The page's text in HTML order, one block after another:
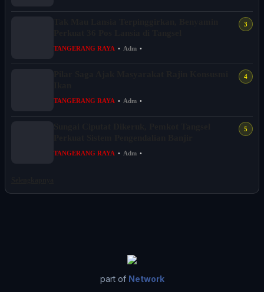
TANGERANG RAYA • Adm •
TANGERANG RAYA • Adm •
TANGERANG RAYA • Adm •
part of Network